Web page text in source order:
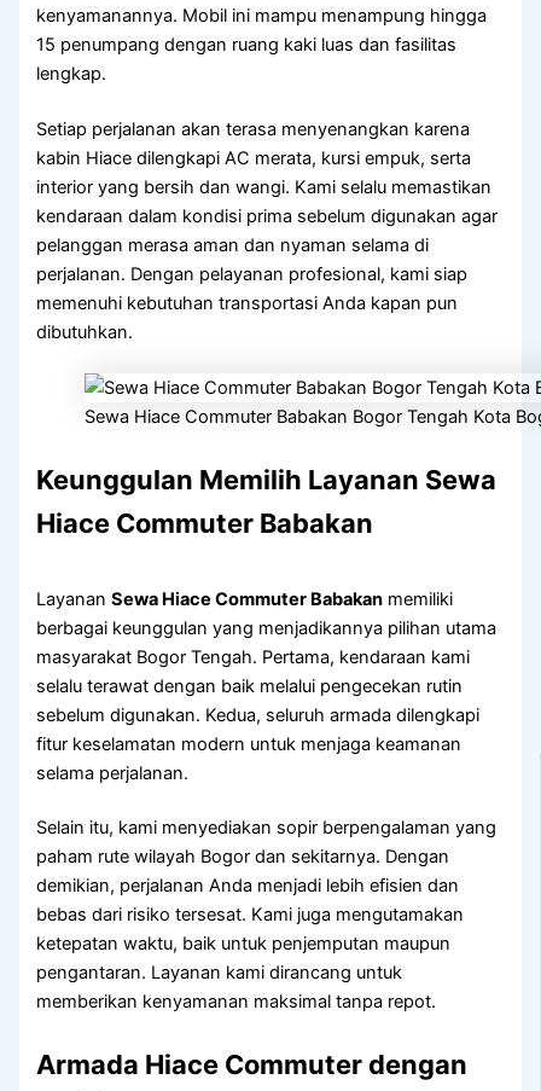
kenyamanannya. Mobil ini mampu menampung hingga
15 penumpang dengan ruang kaki luas dan fasilitas
lengkap.
Setiap perjalanan akan terasa menyenangkan karena
kabin Hiace dilengkapi AC merata, kursi empuk, serta
interior yang bersih dan wangi. Kami selalu memastikan
kendaraan dalam kondisi prima sebelum digunakan agar
pelanggan merasa aman dan nyaman selama di
perjalanan. Dengan pelayanan profesional, kami siap
memenuhi kebutuhan transportasi Anda kapan pun
dibutuhkan.
Sewa Hiace Commuter Babakan Bogor Tengah Kota
Keunggulan Memilih Layanan Sewa
Hiace Commuter Babakan
LayananSewa Hiace Commuter Babakan memiliki
berbagai keunggulan yang menjadikannya pilihan utama
masyarakat Bogor Tengah. Pertama, kendaraan kami
selalu terawat dengan baik melalui pengecekan rutin
sebelum digunakan. Kedua, seluruh armada dilengkapi
fitur keselamatan modern untuk menjaga keamanan
selama perjalanan.
Selain itu, kami menyediakan sopir berpengalaman yang
paham rute wilayah Bogor dan sekitarnya. Dengan
demikian, perjalanan Anda menjadi lebih efisien dan
bebas dari risiko tersesat. Kami juga mengutamakan
ketepatan waktu, baik untuk penjemputan maupun
pengantaran. Layanan kami dirancang untuk
memberikan kenyamanan maksimal tanpa repot.
Armada Hiace Commuter dengan